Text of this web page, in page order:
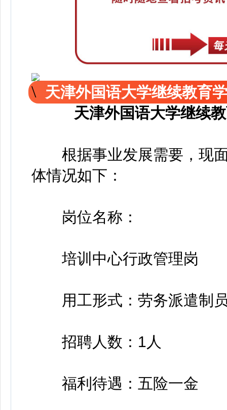
天津外国语大学继续教育
天津外国语大学继续
根据事业发展需要，现面
体情况如下：
岗位名称：
培训中心行政管理岗
用工形式：劳务派遣制
招聘人数：1人
福利待遇：五险一金